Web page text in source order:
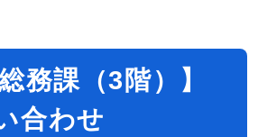
務課（3階）】
合わせ